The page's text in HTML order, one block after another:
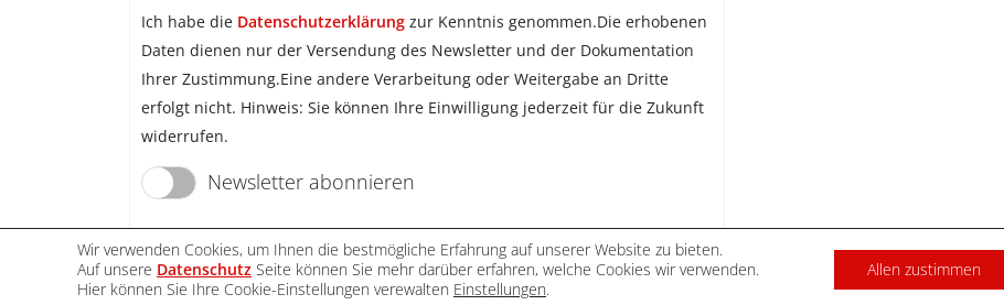
Ich habe die Datenschutzerklärung zur Kenntnis genommen.Die erhobenen
Daten dienen nur der Versendung des Newsletter und der Dokumentation
Ihrer Zustimmung.Eine andere Verarbeitung oder Weitergabe an Dritte
erfolgt nicht. Hinweis: Sie können Ihre Einwilligung jederzeit für die Zukunft
widerrufen.
Newsletter abonnieren
DATENSCHUTZ IMPRESSUM
Wir verwenden Cookies, um Ihnen die bestmögliche Erfahrung auf unserer Website zu bieten.
Auf unsere Datenschutz Seite können Sie mehr darüber erfahren, welche Cookies wir verwenden.
Hier können Sie Ihre Cookie-Einstellungen verewalten Einstellungen.
Allen zustimmen